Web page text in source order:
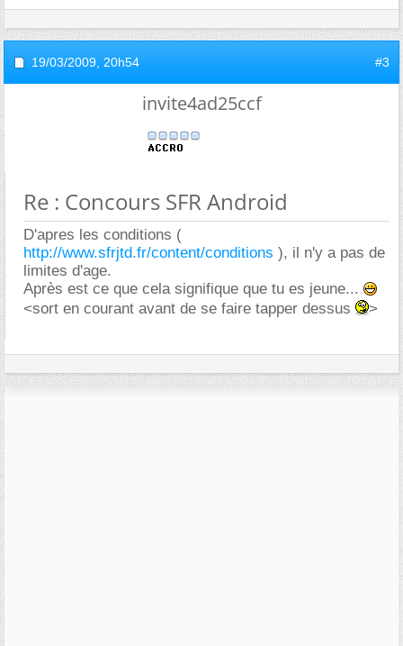
19/03/2009, 20h54 #3
invite4ad25ccf
Re : Concours SFR Android
D'apres les conditions (
http://www.sfrjtd.fr/content/conditions ), il n'y a pas de
limites d'age.
Après est ce que cela signifique que tu es jeune...
<sort en courant avant de se faire tapper dessus
>